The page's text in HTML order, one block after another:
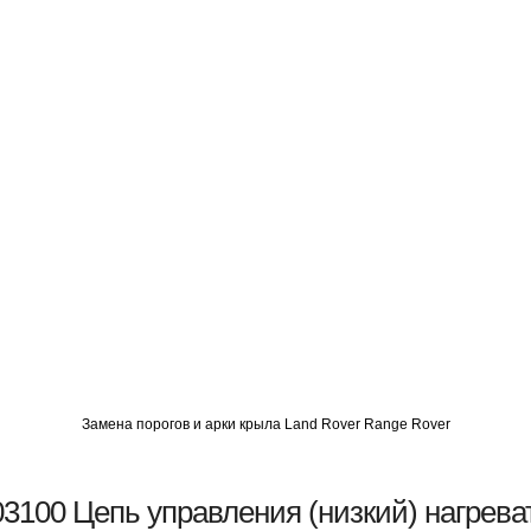
Замена порогов и арки крыла Land Rover Range Rover
Цепь управления (низкий)